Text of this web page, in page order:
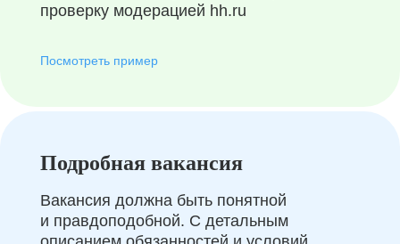
проверку модерацией hh.ru
Посмотреть пример
Подробная вакансия
Вакансия должна быть понятной
и правдоподобной. С детальным